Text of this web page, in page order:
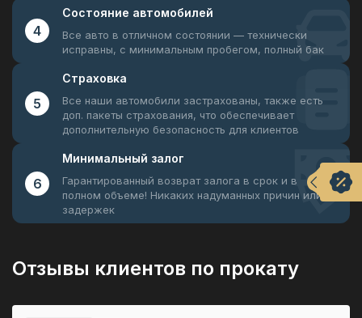
4
Состояние автомобилей
Все авто в отличном состоянии — технически
исправны, с минимальным пробегом, полный бак
5
Страховка
Все наши автомобили застрахованы, также есть
доп. пакеты страхования, что обеспечивает
дополнительную безопасность для клиентов
6
Минимальный залог
Гарантированный возврат залога в срок и в
полном объеме! Никаких надуманных причин или
задержек
Отзывы клиентов по прокату